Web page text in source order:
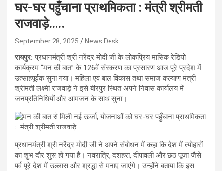
घर-घर पहुँचाना प्राथमिकता : मंत्री श्रीमती
राजवाड़े…..
September 28, 2025 News Desk
रायपुर:प्रधानमंत्री श्री नरेंद्र मोदी जी के लोकप्रिय मासिक रेडियो
कार्यक्रम “मन की बात” के 126वें संस्करण का प्रसारण आज पूरे प्रदेश में
उत्साहपूर्वक सुना गया। महिला एवं बाल विकास तथा समाज कल्याण मंत्री
श्रीमती लक्ष्मी राजवाड़े ने इसे बीरपुर स्थित अपने निवास कार्यालय में
जनप्रतिनिधियों और आमजन के साथ सुना।
प्रधानमंत्री श्री नरेंद्र मोदी जी ने अपने संबोधन में कहा कि देश में त्योहारों
का शुभ दौर शुरू हो गया है। नवरात्रि, दशहरा, दीपावली और छठ पूजा जैसे
पर्व पूरे देश में उल्लास और श्रद्धा से मनाए जाएंगे। उन्होंने बताया कि इस